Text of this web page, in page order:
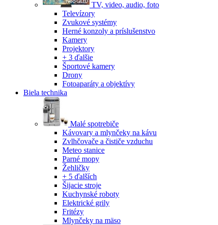
TV, video, audio, foto
Televízory
Zvukové systémy
Herné konzoly a príslušenstvo
Kamery
Projektory
+ 3 ďalšie
Športové kamery
Drony
Fotoaparáty a objektívy
Biela technika
Malé spotrebiče
Kávovary a mlynčeky na kávu
Zvlhčovače a čističe vzduchu
Meteo stanice
Parné mopy
Žehličky
+ 5 ďalších
Šijacie stroje
Kuchynské roboty
Elektrické grily
Fritézy
Mlynčeky na mäso